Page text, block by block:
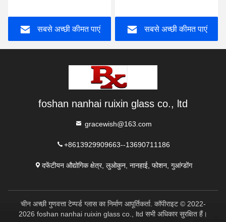
सबसे अच्छी कीमत पाएं सबसे अच्छी कीमत पाएं
foshan nanhai ruixin glass co., ltd
gracewish@163.com
+8613929909663--13690711186
दफेंटीयन औद्योगिक क्षेत्र, लुओकुन, नानहाई, फोशन, गुआंग्डोंग
चीन अच्छी गुणवत्ता टेम्पर्ड ग्लास का निर्माण आपूर्तिकर्ता. कॉपीराइट © 2022-
2026 foshan nanhai ruixin glass co., ltd सभी अधिकार सुरक्षित हैं।